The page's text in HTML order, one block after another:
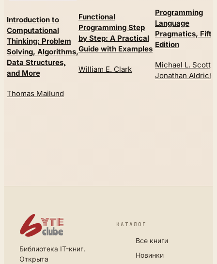
Introduction to
Computational
Thinking: Problem
Solving, Algorithms,
Data Structures,
and More
Thomas Mailund
Functional
Programming Step
by Step: A Practical
Guide with Examples
William E. Clark
Programming
Language
Pragmatics, Fifth
Edition
Michael L. Scott,
Jonathan Aldrich
Библиотека IT-книг.
Открыта
КАТАЛОГ
Все книги
Новинки